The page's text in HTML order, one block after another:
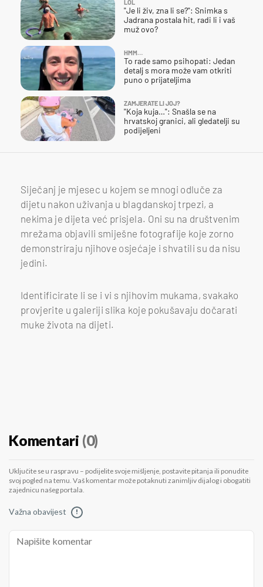
LOL
"Je li živ, zna li se?": Snimka s
Jadrana postala hit, radi li i vaš
muž ovo?
HMM…
To rade samo psihopati: Jedan
detalj s mora može vam otkriti
puno o prijateljima
ZAMJERATE LI JOJ?
"Koja kuja…": Snašla se na
hrvatskoj granici, ali gledatelji su
podijeljeni
Siječanj je mjesec u kojem se mnogi odluče za
dijetu nakon uživanja u blagdanskoj trpezi, a
nekima je dijeta već prisjela. Oni su na društvenim
mrežama objavili smiješne fotografije koje zorno
demonstriraju njihove osjećaje i shvatili su da nisu
jedini.
Identificirate li se i vi s njihovim mukama, svakako
provjerite u galeriji slika koje pokušavaju dočarati
muke života na dijeti.
Komentari (0)
Uključite se u raspravu – podijelite svoje mišljenje, postavite pitanja ili ponudite
svoj pogled na temu. Vaš komentar može potaknuti zanimljiv dijalog i obogatiti
zajednicu našeg portala.
Važna obavijest !